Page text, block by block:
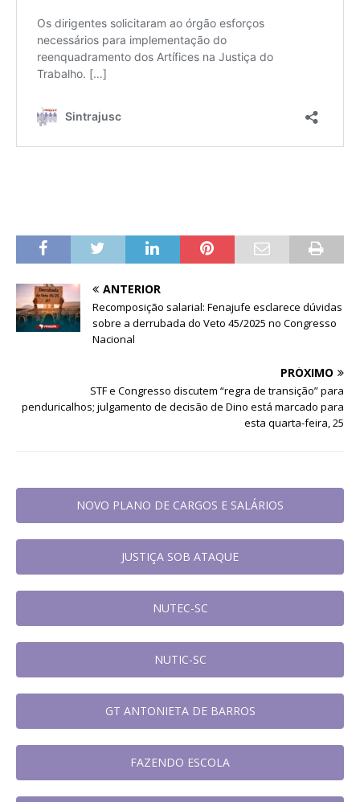
ANTERIOR
Recomposição salarial: Fenajufe esclarece dúvidas
sobre a derrubada do Veto 45/2025 no Congresso
Nacional
PRÓXIMO
STF e Congresso discutem “regra de transição” para
penduricalhos; julgamento de decisão de Dino está marcado para
esta quarta-feira, 25
NOVO PLANO DE CARGOS E SALÁRIOS
JUSTIÇA SOB ATAQUE
NUTEC-SC
NUTIC-SC
GT ANTONIETA DE BARROS
FAZENDO ESCOLA